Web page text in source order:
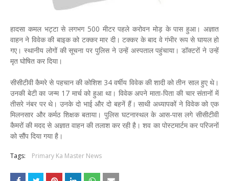
हादसा कमल भट्टा से लगभग 500 मीटर पहले करोवन मोड़ के पास हुआ। अज्ञात
वाहन ने विवेक की बाइक को टक्कर मार दी। टक्कर के बाद वे गंभीर रूप से घायल हो
गए। स्थानीय लोगों की सूचना पर पुलिस ने उन्हें अस्पताल पहुंचाया। डॉक्टरों ने उन्हें
मृत घोषित कर दिया।
सीसीटीवी कैमरे से पहचान की कोशिश 34 वर्षीय विवेक की शादी को तीन साल हुए थे।
उनकी बेटी का जन्म 17 मार्च को हुआ था। विवेक अपने माता-पिता की चार संतानों में
तीसरे नंबर पर थे। उनके दो भाई और दो बहनें हैं। साथी अध्यापकों ने विवेक को एक
मिलनसार और कर्मठ शिक्षक बताया। पुलिस घटनास्थल के आस-पास लगे सीसीटीवी
कैमरों की मदद से अज्ञात वाहन की तलाश कर रही है। शव का पोस्टमार्टम कर परिजनों
को सौंप दिया गया है।
Tags: Primary Ka Master News